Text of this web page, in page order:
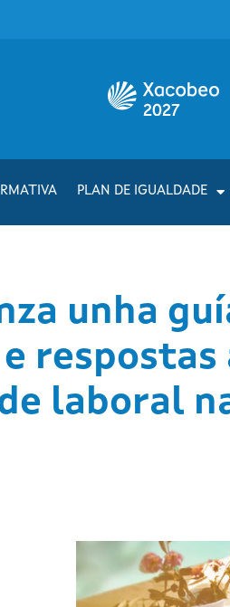
PLAN DE IGUALDADE
unha
laboral